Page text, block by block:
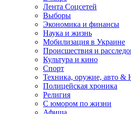
Лента Соцсетей
Выборы
Экономика и финансы
Наука и жизнь
Мобилизация в Украине
Происшествия и
Культура и кино
Спорт
Техника, оружие, авто &
Полицейская хроника
Религия
С юмором по жизни
Афиша